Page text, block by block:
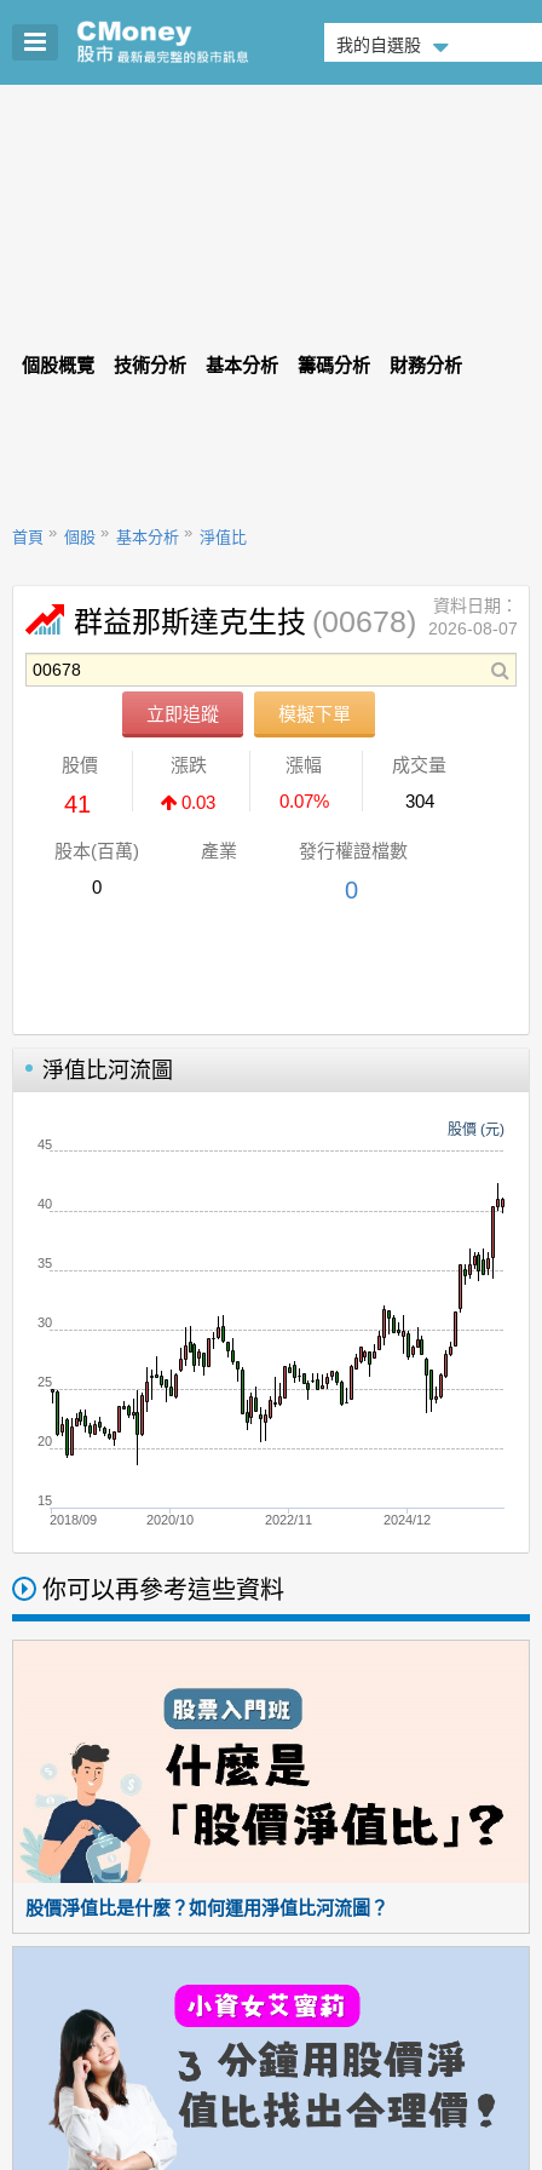
我的自選股
個股概覽 技術分析 基本分析 籌碼分析 財務分析
首頁 個股 基本分析 淨值比
群益那斯達克生技 (00678)
立即追蹤 模擬下單
資料日期：
2026-08-07
股價
41
漲跌
0.03
漲幅
0.07%
成交量
304
股本(百萬)
0
產業 發行權證檔數
0
淨值比河流圖
股價 (元)
2018/09 2020/10 2022/11 2024/12
15
20
25
30
35
40
45
你可以再參考這些資料
股價淨值比是什麼？如何運用淨值比河流圖？